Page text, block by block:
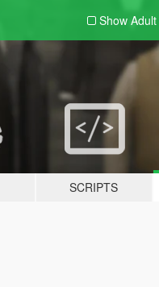
Show Adult
SCRIPTS